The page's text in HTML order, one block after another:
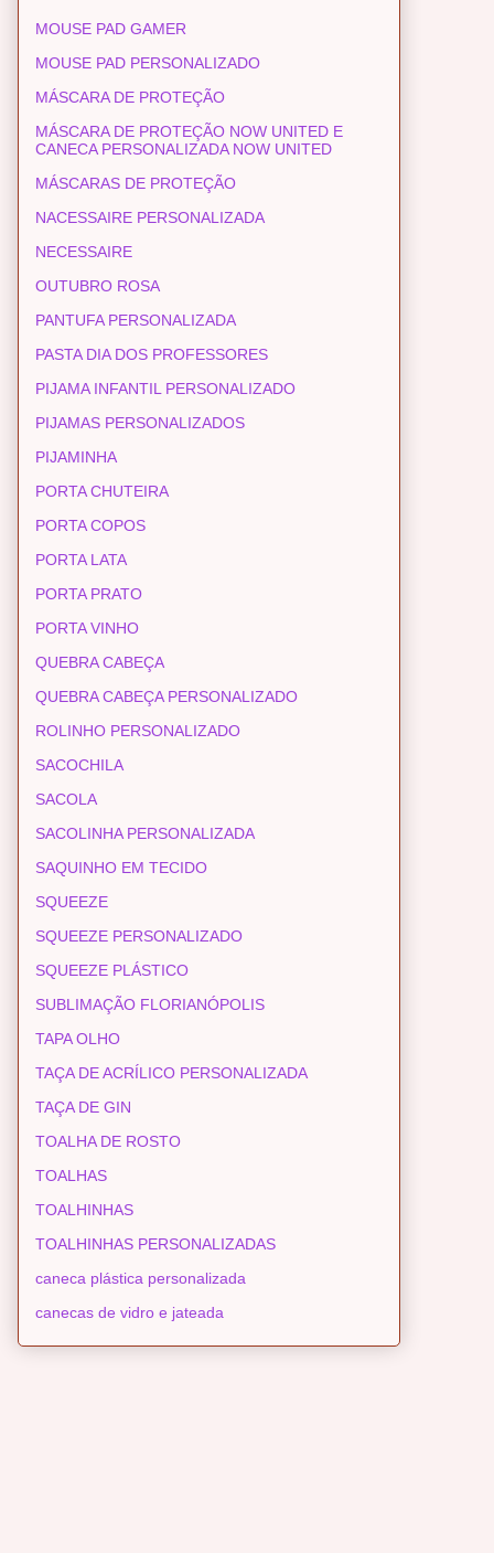
MOUSE PAD GAMER
MOUSE PAD PERSONALIZADO
MÁSCARA DE PROTEÇÃO
MÁSCARA DE PROTEÇÃO NOW UNITED E
CANECA PERSONALIZADA NOW UNITED
MÁSCARAS DE PROTEÇÃO
NACESSAIRE PERSONALIZADA
NECESSAIRE
OUTUBRO ROSA
PANTUFA PERSONALIZADA
PASTA DIA DOS PROFESSORES
PIJAMA INFANTIL PERSONALIZADO
PIJAMAS PERSONALIZADOS
PIJAMINHA
PORTA CHUTEIRA
PORTA COPOS
PORTA LATA
PORTA PRATO
PORTA VINHO
QUEBRA CABEÇA
QUEBRA CABEÇA PERSONALIZADO
ROLINHO PERSONALIZADO
SACOCHILA
SACOLA
SACOLINHA PERSONALIZADA
SAQUINHO EM TECIDO
SQUEEZE
SQUEEZE PERSONALIZADO
SQUEEZE PLÁSTICO
SUBLIMAÇÃO FLORIANÓPOLIS
TAPA OLHO
TAÇA DE ACRÍLICO PERSONALIZADA
TAÇA DE GIN
TOALHA DE ROSTO
TOALHAS
TOALHINHAS
TOALHINHAS PERSONALIZADAS
caneca plástica personalizada
canecas de vidro e jateada